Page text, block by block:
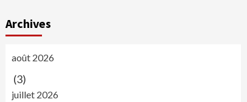
Archives
août 2026
(3)
juillet 2026